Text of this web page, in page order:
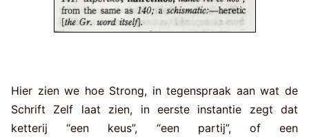
Hier zien we hoe Strong, in tegenspraak aan wat de
Schrift Zelf laat zien, in eerste instantie zegt dat
ketterij “een keus”, “een partij”, of een